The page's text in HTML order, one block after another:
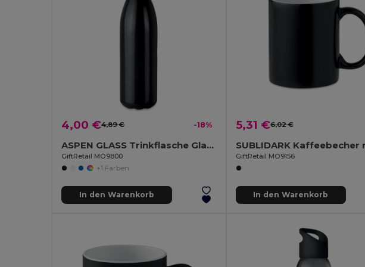
4,00 €4,89 € -18%
ASPEN GLASS Trinkflasche Glas 650 ml
GiftRetail MO9800
+1 Farben
In den Warenkorb
5,31 €6,02 €
GiftRetail MO9156
In den Warenkorb